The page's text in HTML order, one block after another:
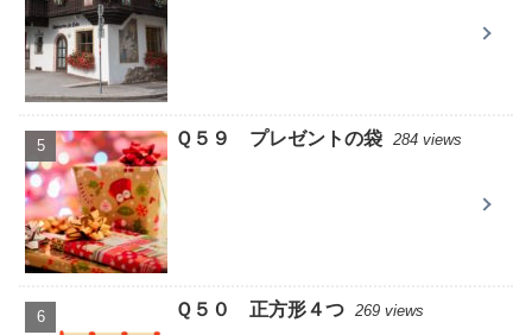
Ｑ５９ プレゼントの袋 284 views
Ｑ５０ 正方形４つ 269 views